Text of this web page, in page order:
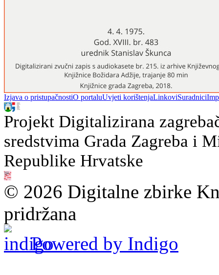
Izjava o pristupačnostiO portaluUvjeti korištenjaLinkoviSuradnici
Projekt Digitalizirana
sredstvima Grada Zagreba i
Republike Hrvatske
© 2026 Digitalne zbirke
pridržana
Powered by Indigo